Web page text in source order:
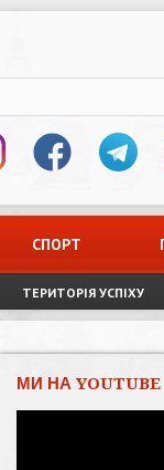
СПОРТ
ТЕРИТОРІЯ УСПІХУ
МИ НА YOUTUBE